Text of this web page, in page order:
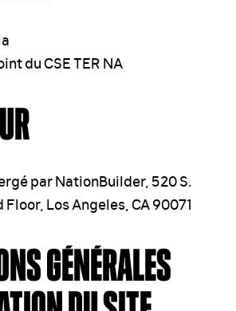
du CSE TER NA
par NationBuilder, 520 S.
Floor, Los Angeles, CA 90071
GÉNÉRALES